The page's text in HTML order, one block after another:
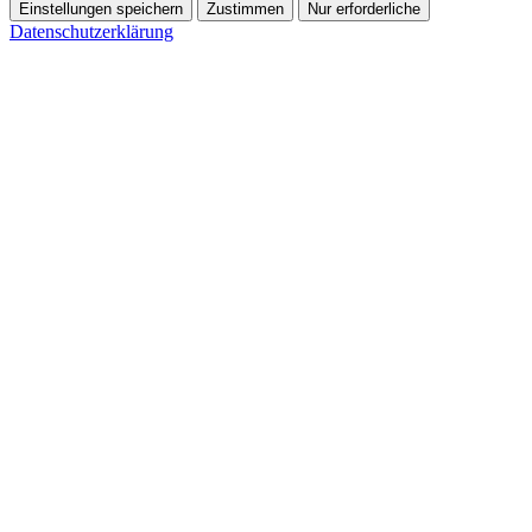
Einstellungen speichern Zustimmen Nur erforderliche
Datenschutzerklärung